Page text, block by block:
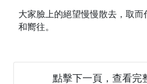
大家臉上的絕望慢慢散去，取而
和嚮往。
點擊下一頁，查看完